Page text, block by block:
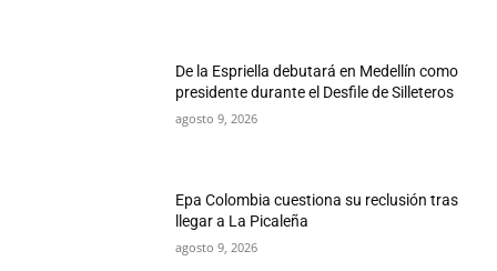
De la Espriella debutará en Medellín como
presidente durante el Desfile de Silleteros
agosto 9, 2026
Epa Colombia cuestiona su reclusión tras
llegar a La Picaleña
agosto 9, 2026